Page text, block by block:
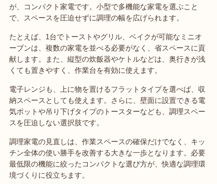
が、コンパクト家電です。小型で多機能な家電を選ぶこと
で、スペースを圧迫せずに調理の幅を広げられます。
たとえば、1台でトーストやグリル、ベイクが可能なミニオ
ーブンは、複数の家電を並べる必要がなく、省スペースに貢
献します。また、縦型の炊飯器やケトルなどは、奥行きが浅
くても置きやすく、作業台を有効に使えます。
電子レンジも、上に物を置けるフラットタイプを選べば、収
納スペースとしても使えます。さらに、壁面に設置できる電
気ポットや吊り下げタイプのトースターなども、調理スペー
スを圧迫しない選択肢です。
調理家電の見直しは、作業スペースの確保だけでなく、キッ
チン全体の使い勝手を改善する大きな一歩となります。必要
最低限の機能に絞ったコンパクトな選び方が、快適な調理環
境づくりに役立ちます。